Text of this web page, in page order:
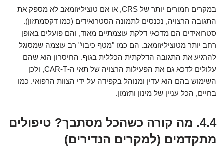
במקרים חמורים יותר של CRS, או אם טוציליזומאב לא מספק את
התגובה הרצויה, נכנסים לתמונה הסטרואידים (כמו דקסמתזון).
סטרואידים הם מדכאי דלקת עוצמתיים מאוד, והם פועלים באופן
רחב יותר מטוציליזומאב. הם כמו "מטף כיבוי" רב עוצמה שמסוגל
להרגיע את התגובה הדלקתית הכללית בגוף. החיסרון הוא שהם
עלולים לדכא גם את הפעילות הרצויה של תאי ה-CAR-T, ולכן
השימוש בהם הוא עדין ומנוהל בקפידה על ידי הצוות הרפואי. כמו
בחיים, הכל עניין של מינון ותזמון.
4.4. מה קורה כשהכל מסתבך? טיפולים
מתקדמים (למקרים הנדירים)